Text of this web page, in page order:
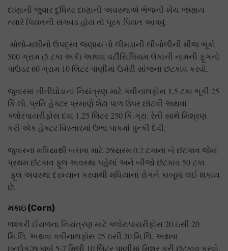
દાણાની જુવાર દુધિયા દાણાની અવસ્થાએ ભેજની ખેંચ જણાય
ત્યારે પિયતની સગવડ હોય તો પૂરક પિયત આપવું.
મોલો-મશીનો ઉપદ્રવ જણાય તો લીમડાની લીબોળીની મીંજ ભૂકો
500 ગ્રામ (5 ટકા અર્ક) અથવા વર્ટીસિલિયમ લેકાની નામની ફૂગનો
પાઉડર 60 ગ્રામ 10 લિટર પાણીમાં ઉમેરી સાંજના છંટકાવ કરવો.
જુવારમાં તીતીઘોડાનાં નિયંત્રણ માટે કવીનાલફોસ 1.5 ટકા ભૂકી 25
કિ.લો. પ્રતિ હેક્ટર પ્રમાણે શેઢા પાળ ઉપર છાંટવી અથવા
ક્લોરપાયરીફોસ દવા 1.25 લિટર 250 કિ.ગ્રા. રેતી સાથે મિશ્રણ
કરી એક હેક્ટર વિસ્તારમાં ઉભા પાકમાં પુન્કી દેવી.
જુવારના મધિયાથી બચવા માટે ઝાયરમ 0.2 ટકાના બે છંટકાવ જેમાં
પ્રથમ છંટકાવ ફૂલ અવસ્થા પહેલાં અને બીજો છંટકાવ 50 ટકા
ફૂલ અવસ્થા દરમ્યાન કરવાથી મધિયાના રોગને કાબૂમાં લઈ શકાય
છે.
મકાઇ (Corn)
લશ્કરી ઈયળના નિયંત્રણ માટે ક્લોરાપાયરીફોસ 20 ઇસી 20
મિ.લિ. અથવા કવીનાલફોસ 25 ઇસી 20 મિ.લિ. અથવા
ઇન્દોકઝાકાર્બ 5-7 મિલી 10 લિટર પાણીમાં મિશ્ર કરી છંટકાવ કરવો.